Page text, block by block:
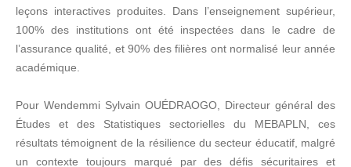
leçons interactives produites. Dans l’enseignement supérieur,
100% des institutions ont été inspectées dans le cadre de
l’assurance qualité, et 90% des filières ont normalisé leur année
académique.
Pour Wendemmi Sylvain OUÉDRAOGO, Directeur général des
Études et des Statistiques sectorielles du MEBAPLN, ces
résultats témoignent de la résilience du secteur éducatif, malgré
un contexte toujours marqué par des défis sécuritaires et